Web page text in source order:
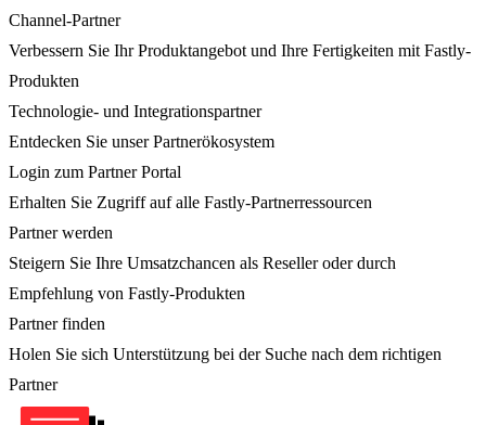
Channel-Partner
Verbessern Sie Ihr Produktangebot und Ihre Fertigkeiten mit Fastly-
Produkten
Technologie- und Integrationspartner
Entdecken Sie unser Partnerökosystem
Login zum Partner Portal
Erhalten Sie Zugriff auf alle Fastly-Partnerressourcen
Partner werden
Steigern Sie Ihre Umsatzchancen als Reseller oder durch
Empfehlung von Fastly-Produkten
Partner finden
Holen Sie sich Unterstützung bei der Suche nach dem richtigen
Partner